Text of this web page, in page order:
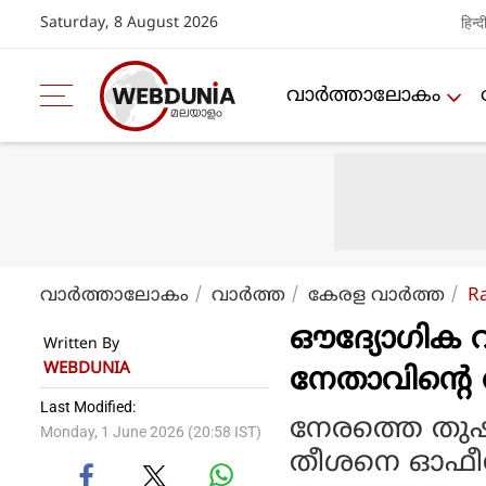
Saturday, 8 August 2026 हिन्दी
വാര്‍ത്താലോകം
വാര്‍ത്താലോകം വാര്‍ത്ത കേരള വാര്‍ത്ത
Written By
WEBDUNIA
Last Modified:
Monday, 1 June 2026 (20:58 IST)
നേതാവിന്റെ
നേരത്തെ
തീശനെ